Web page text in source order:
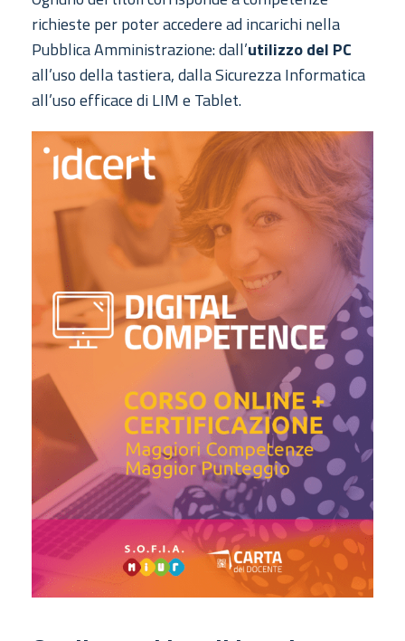
richieste per poter accedere ad incarichi nella
Pubblica Amministrazione: dall’utilizzo del PC
all’uso della tastiera, dalla Sicurezza Informatica
all’uso efficace di LIM e Tablet.